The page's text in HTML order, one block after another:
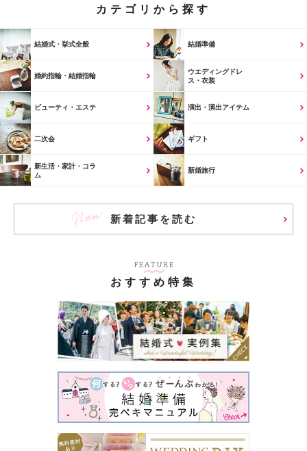
カテゴリから探す
結婚式・挙式全般 結婚準備
婚約指輪・結婚指輪
ウエディングドレ
ス・衣装
ビューティ・エステ 演出・演出アイテム
二次会 ギフト
新生活・家計・コラ
ム
新婚旅行
新着記事を読む
おすすめ特集